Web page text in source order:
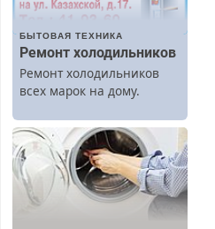
БЫТОВАЯ ТЕХНИКА
Ремонт холодильников
Ремонт холодильников
всех марок на дому.